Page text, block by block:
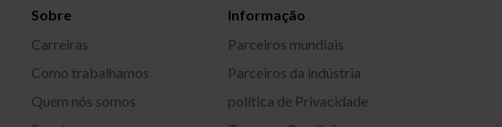
Sobre
Carreiras
Como trabalhamos
Quem nós somos
Informação
Parceiros mundiais
Parceiros da indústria
política de Privacidade